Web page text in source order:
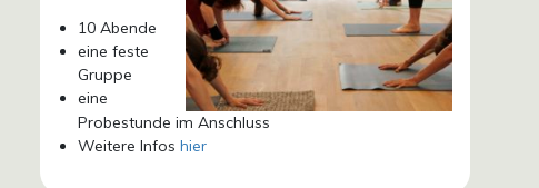
10 Abende
eine feste
Gruppe
eine
Probestunde im Anschluss
Weitere Infos hier